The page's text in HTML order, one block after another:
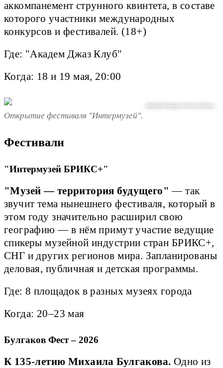
аккомпанемент струнного квинтета, в составе
которого участники международных
конкурсов и фестивалей. (18+)
Где: "Академ Джаз Клуб"
Когда: 18 и 19 мая, 20:00
Дмитрий Белицкий / Агентство Москва
Открытие фестиваля "Интермузей".
Фестивали
"Интермузей БРИКС+"
"Музей — территория будущего" — так
звучит тема нынешнего фестиваля, который в
этом году значительно расширил свою
географию — в нём примут участие ведущие
спикеры музейной индустрии стран БРИКС+,
СНГ и других регионов мира. Запланированы
деловая, публичная и детская программы.
Где: 8 площадок в разных музеях города
Когда: 20–23 мая
Булгаков Фест – 2026
К 135-летию Михаила Булгакова. Одно из